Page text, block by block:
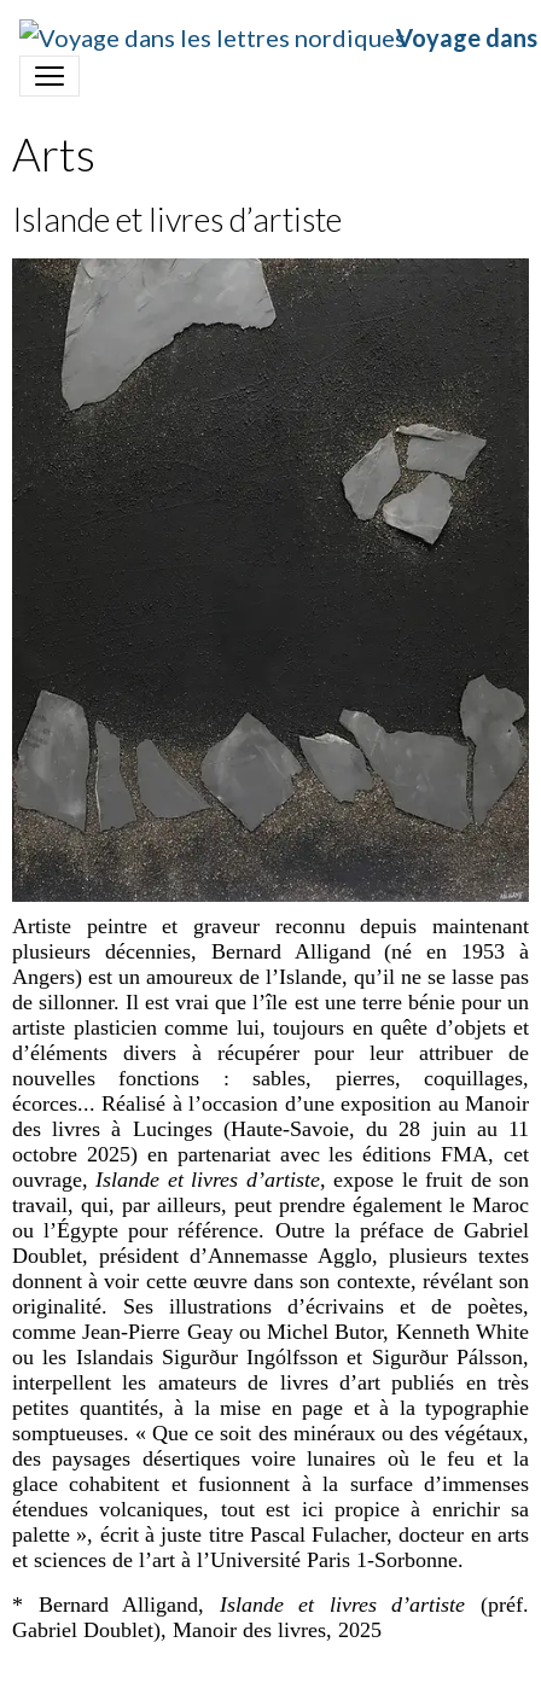
Voyage
Arts
Islande et livres d’artiste
Artiste peintre et graveur reconnu depuis maintenant
plusieurs décennies, Bernard Alligand (né en 1953 à
Angers) est un amoureux de l’Islande, qu’il ne se lasse pas
de sillonner. Il est vrai que l’île est une terre bénie pour un
artiste plasticien comme lui, toujours en quête d’objets et
d’éléments divers à récupérer pour leur attribuer de
nouvelles fonctions : sables, pierres, coquillages,
écorces... Réalisé à l’occasion d’une exposition au Manoir
des livres à Lucinges (Haute-Savoie, du 28 juin au 11
octobre 2025) en partenariat avec les éditions FMA, cet
ouvrage, Islande et livres d’artiste, expose le fruit de son
travail, qui, par ailleurs, peut prendre également le Maroc
ou l’Égypte pour référence. Outre la préface de Gabriel
Doublet, président d’Annemasse Agglo, plusieurs textes
donnent à voir cette œuvre dans son contexte, révélant son
originalité. Ses illustrations d’écrivains et de poètes,
comme Jean-Pierre Geay ou Michel Butor, Kenneth White
ou les Islandais Sigurður Ingólfsson et Sigurður Pálsson,
interpellent les amateurs de livres d’art publiés en très
petites quantités, à la mise en page et à la typographie
somptueuses. « Que ce soit des minéraux ou des végétaux,
des paysages désertiques voire lunaires où le feu et la
glace cohabitent et fusionnent à la surface d’immenses
étendues volcaniques, tout est ici propice à enrichir sa
palette », écrit à juste titre Pascal Fulacher, docteur en arts
et sciences de l’art à l’Université Paris 1-Sorbonne.
* Bernard Alligand, Islande et livres d’artiste (préf.
Gabriel Doublet), Manoir des livres, 2025